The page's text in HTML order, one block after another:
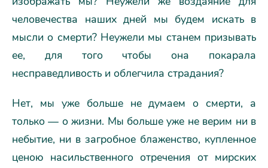
человечества наших дней мы будем искать в
мысли о смерти? Неужели мы станем призывать
ее, для того чтобы она покарала
несправедливость и облегчила страдания?
Нет, мы уже больше не думаем о смерти, а
только — о жизни. Мы больше уже не верим ни в
небытие, ни в загробное блаженство, купленное
ценою насильственного отречения от мирских